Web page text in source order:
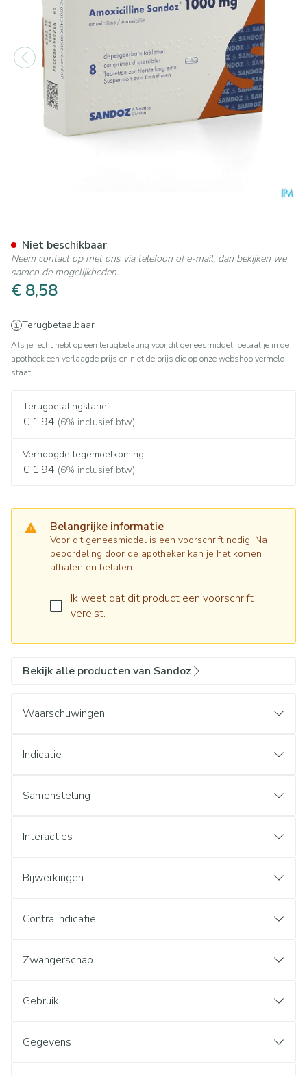
€ 8,58
Terugbetaalbaar
Als je recht hebt op een terugbetaling voor dit geneesmiddel, betaal je in de
apotheek een verlaagde prijs en niet de prijs die op onze webshop vermeld
staat.
Terugbetalingstarief
€ 1,94 (6% inclusief btw)
Verhoogde tegemoetkoming
€ 1,94 (6% inclusief btw)
Belangrijke informatie
Voor dit geneesmiddel is een voorschrift nodig. Na
beoordeling door de apotheker kan je het komen
afhalen en betalen.
Ik weet dat dit product een voorschrift
vereist.
Niet beschikbaar
Neem contact op met ons via telefoon of e-mail, dan bekijken we
samen de mogelijkheden.
Bekijk alle producten van Sandoz
Waarschuwingen
Indicatie
Samenstelling
Interacties
Bijwerkingen
Contra indicatie
Zwangerschap
Gebruik
Gegevens